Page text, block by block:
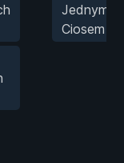
Jednym
Ciosem